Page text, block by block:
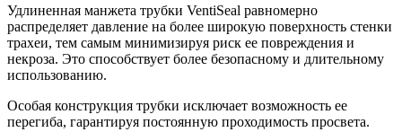
Удлиненная манжета трубки VentiSeal равномерно
распределяет давление на более широкую поверхность стенки
трахеи, тем самым минимизируя риск ее повреждения и
некроза. Это способствует более безопасному и длительному
использованию.
Особая конструкция трубки исключает возможность ее
перегиба, гарантируя постоянную проходимость просвета.